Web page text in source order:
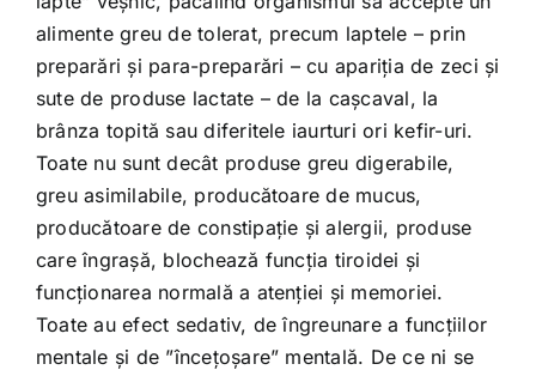
alimente greu de tolerat, precum laptele – prin
preparări și para-preparări – cu apariția de zeci și
sute de produse lactate – de la cașcaval, la
brânza topită sau diferitele iaurturi ori kefir-uri.
Toate nu sunt decât produse greu digerabile,
greu asimilabile, producătoare de mucus,
producătoare de constipație și alergii, produse
care îngrașă, blochează funcția tiroidei și
funcționarea normală a atenției și memoriei.
Toate au efect sedativ, de îngreunare a funcțiilor
mentale și de ”încețoșare” mentală. De ce ni se